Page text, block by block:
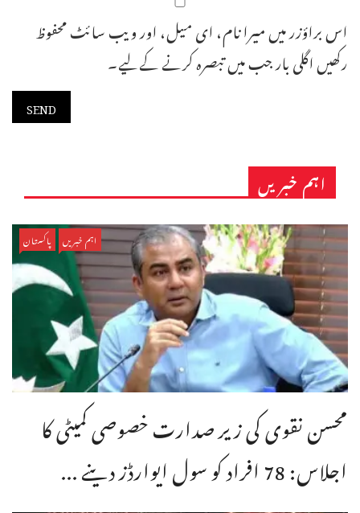
اس براؤزر میں میرا نام، ای میل، اور ویب سائٹ محفوظ
رکھیں اگلی بار جب میں تبصرہ کرنے کےلیے۔
اہم خبریں
اہم خبریں پاکستان
محسن نقوی کی زیر صدارت خصوصی کمیٹی کا
اجلاس: 78 افراد کو سول ایوارڈز دینے ...